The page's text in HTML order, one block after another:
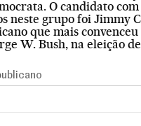
O candidato
neste grupo foi Jimmy
que mais convenceu
W. Bush, na eleição